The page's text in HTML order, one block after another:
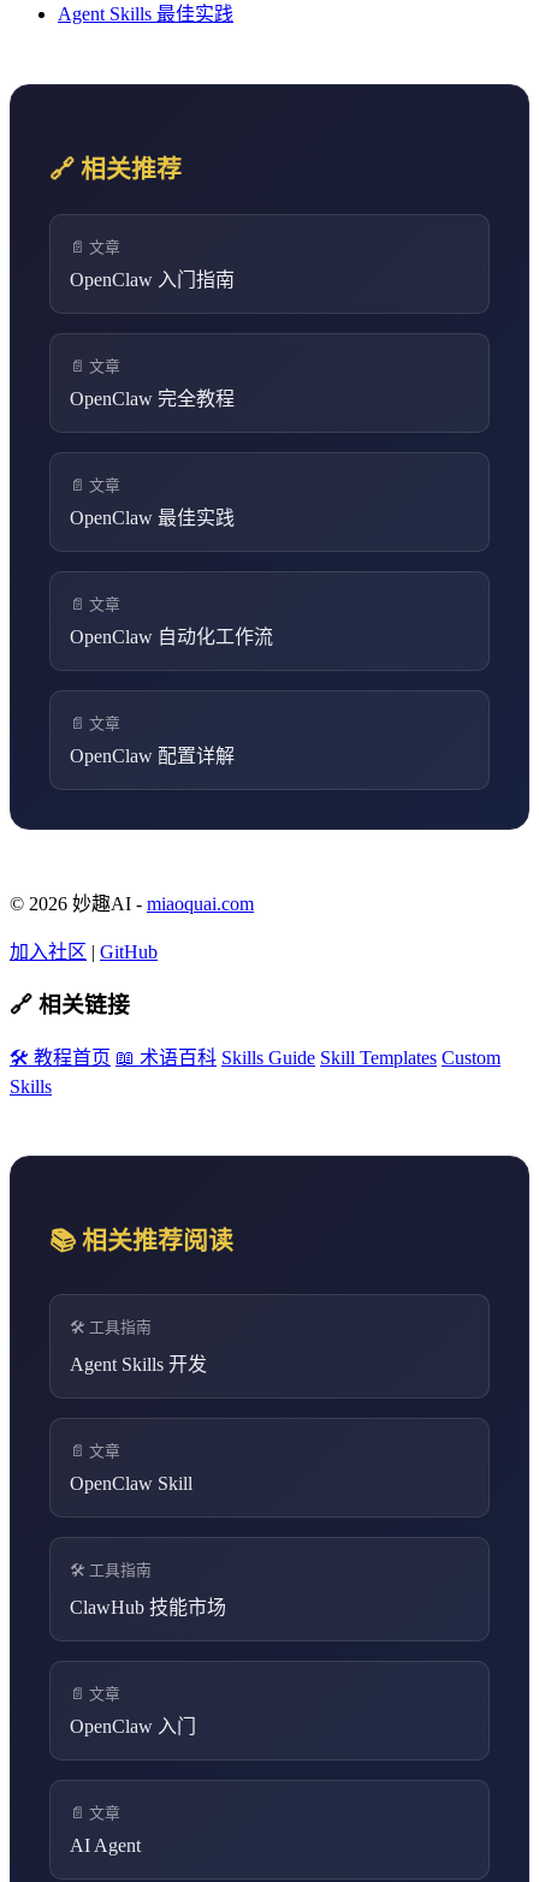
Agent Skills 最佳实践
🔗 相关推荐
📄 文章
OpenClaw 入门指南
📄 文章
OpenClaw 完全教程
📄 文章
OpenClaw 最佳实践
📄 文章
OpenClaw 自动化工作流
📄 文章
OpenClaw 配置详解
© 2026 妙趣AI - miaoquai.com
加入社区 | GitHub
🔗 相关链接
🛠️ 教程首页 📖 术语百科 Skills Guide Skill Templates Custom
Skills
📚 相关推荐阅读
🛠️ 工具指南
Agent Skills 开发
📄 文章
OpenClaw Skill
🛠️ 工具指南
ClawHub 技能市场
📄 文章
OpenClaw 入门
📄 文章
AI Agent